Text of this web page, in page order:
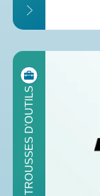
TROUSSES D'OUTILS